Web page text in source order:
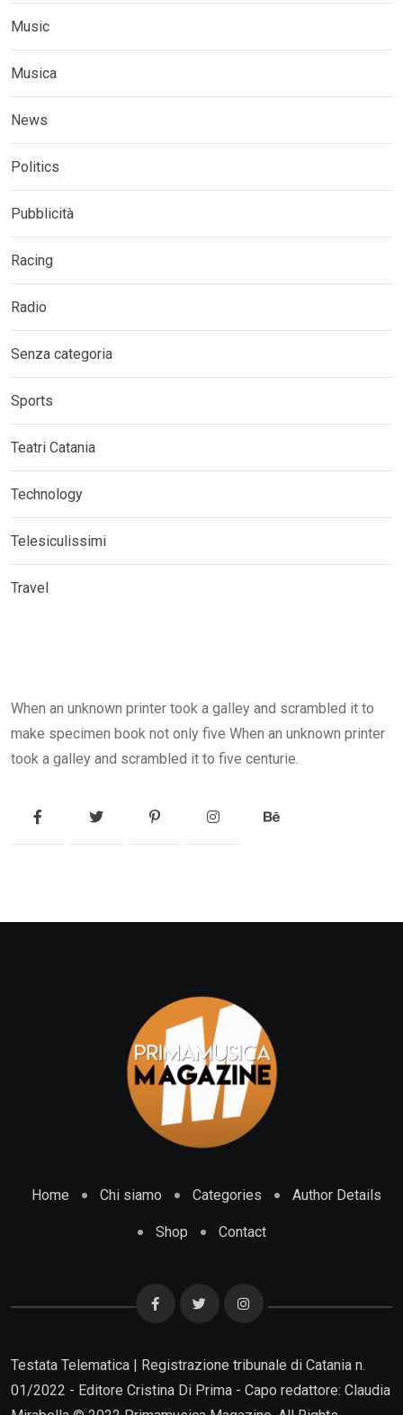
Music
Musica
News
Politics
Pubblicità
Racing
Radio
Senza categoria
Sports
Teatri Catania
Technology
Telesiculissimi
Travel
When an unknown printer took a galley and scrambled it to
make specimen book not only five When an unknown printer
took a galley and scrambled it to five centurie.
Home Chi siamo Categories Author Details
Shop Contact
Testata Telematica | Registrazione tribunale di Catania n.
01/2022 - Editore Cristina Di Prima - Capo redattore: Claudia